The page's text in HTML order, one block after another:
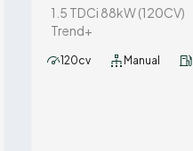
1.5 TDCi 88kW (120CV)
Trend+
120cv Manual